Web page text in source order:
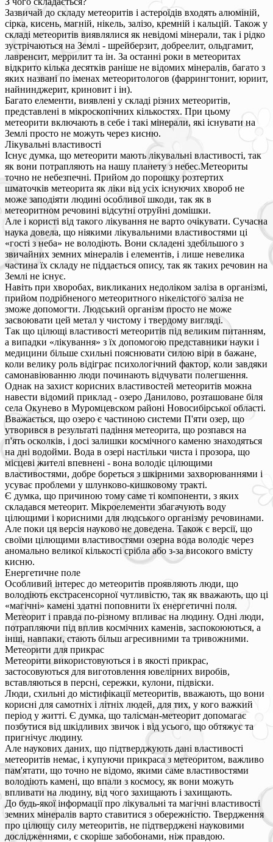
Зазвичай до складу метеоритів і астероїдів входять алюміній,
сірка, кисень, магній, нікель, залізо, кремній і кальцій. Також у
складі метеоритів виявлялися як невідомі мінерали, так і рідко
зустрічаються на Землі - шрейберзит, добреелит, ольдгамит,
лавренсит, меррилит та ін. За останні роки в метеоритах
відкрито кілька десятків раніше не відомих мінералів, багато з
яких названі по іменах метеоритологов (фаррингтонит, юриит,
найнинджерит, криновит і ін).
Багато елементи, виявлені у складі різних метеоритів,
представлені в мікроскопічних кількостях. При цьому
метеорити включають в себе і такі мінерали, які існувати на
Землі просто не можуть через кисню.
Лікувальні властивості
Існує думка, що метеорити мають лікувальні властивості, так
як вони потрапляють на нашу планету з небес.Метеориты
точно не небезпечні. Прийом до порошку розтертих
шматочків метеорита як ліки від усіх існуючих хвороб не
може заподіяти людині особливої шкоди, так як в
метеоритном речовині відсутні отруйні домішки.
Але і користі від такого лікування не варто очікувати. Сучасна
наука довела, що ніякими лікувальними властивостями ці
«гості з неба» не володіють. Вони складені здебільшого з
звичайних земних мінералів і елементів, і лише невелика
частина їх складу не піддається опису, так як таких речовин на
Землі не існує.
Навіть при хворобах, викликаних недоліком заліза в організмі,
прийом подрібненого метеоритного нікелістого заліза не
зможе допомогти. Людський організм просто не може
засвоювати цей метал у чистому і твердому вигляді.
Так що цілющі властивості метеоритів під великим питанням,
а випадки «лікування» з їх допомогою представники науки і
медицини більше схильні пояснювати силою віри в бажане,
коли велику роль відіграє психологічний фактор, коли завдяки
самонавіюванню люди починають відчувати полегшення.
Однак на захист корисних властивостей метеоритів можна
навести відомий приклад - озеро Данилово, розташоване біля
села Окунево в Муромцевском районі Новосибірської області.
Вважається, що озеро є частиною системи П'яти озер, що
утворився в результаті падіння метеорита, що розпався на
п'ять осколків, і досі залишки космічного каменю знаходяться
на дні водойми. Вода в озері настільки чиста і прозора, що
місцеві жителі впевнені - вона володіє цілющими
властивостями, добре бореться з шкірними захворюваннями і
усуває проблеми у шлунково-кишковому тракті.
Є думка, що причиною тому саме ті компоненти, з яких
складався метеорит. Мікроелементи збагачують воду
цілющими і корисними для людського організму речовинами.
Але поки ця версія науково не доведена. Також є версії, що
своїми цілющими властивостями озерна вода володіє через
аномально великої кількості срібла або з-за високого вмісту
кисню.
Енергетичне поле
Особливий інтерес до метеоритів проявляють люди, що
володіють екстрасенсорної чутливістю, так як вважають, що ці
«магічні» камені здатні поповнити їх енергетичні поля.
Метеорит і правда по-різному впливає на людину. Одні люди,
потрапляючи під вплив космічних каменів, заспокоюються, а
інші, навпаки, стають більш агресивними та тривожними.
Метеорити для прикрас
Метеорити використовуються і в якості прикрас,
застосовуються для виготовлення ювелірних виробів,
вставляються в персні, сережки, кулони, підвіски.
Люди, схильні до містифікації метеоритів, вважають, що вони
корисні для самотніх і літніх людей, для тих, у кого важкий
період у житті. Є думка, що талісман-метеорит допомагає
позбутися від шкідливих звичок і від усього, що обтяжує та
пригнічує людину.
Але наукових даних, що підтверджують дані властивості
метеоритів немає, і купуючи прикраса з метеоритом, важливо
пам'ятати, що точно не відомо, якими саме властивостями
володіють камені, що впали з космосу, як вони можуть
впливати на людину, від чого захищають і захищають.
До будь-якої інформації про лікувальні та магічні властивості
земних мінералів варто ставитися з обережністю. Твердження
про цілющу силу метеоритів, не підтверджені науковими
дослідженнями, є скоріше забобонами, ніж правдою.